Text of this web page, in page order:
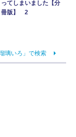
ってしまいました【分
冊版】 2
璃いろ」で検索